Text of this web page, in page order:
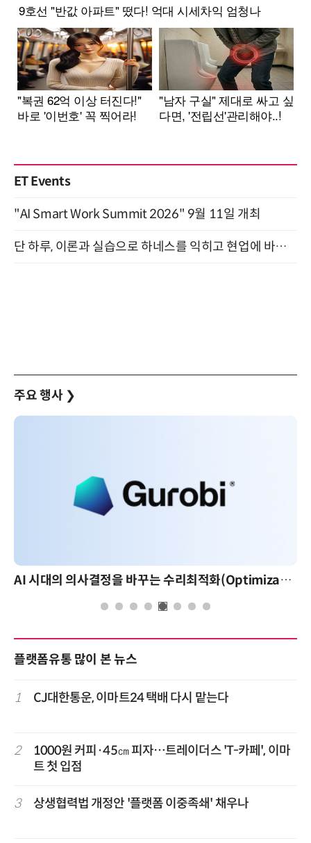
ET Events
"AI Smart Work Summit 2026" 9월 11일 개최
단 하루, 이론과 실습으로 하네스를 익히고 현업에 바로 쓰는 핸즈온 워크숍 (8/20)
주요 행사 ❯
AI 시대의 의사결정을 바꾸는 수리최적화(Optimization): 실제 산업 적용 사례와 활용 전략 AI 핀옵스 실전 세미나: 폭증하는 AI 토
플랫폼유통 많이 본 뉴스
1 CJ대한통운, 이마트24 택배 다시 맡는다
2
1000원 커피·45㎝ 피자…트레이더스 'T-카페', 이마
트 첫 입점
3 상생협력법 개정안 '플랫폼 이중족쇄' 채우나